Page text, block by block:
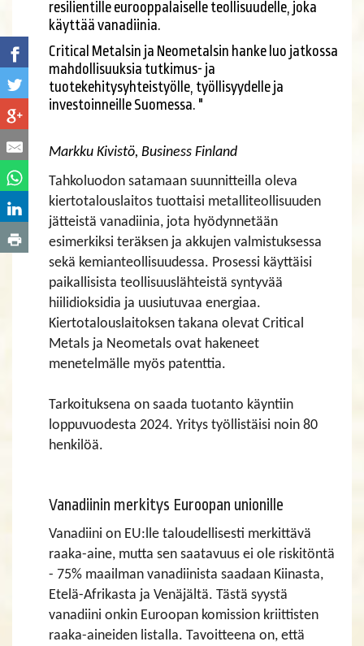
resilientille eurooppalaiselle teollisuudelle, joka
käyttää vanadiinia.
Critical Metalsin ja Neometalsin hanke luo jatkossa
mahdollisuuksia tutkimus- ja
tuotekehitysyhteistyölle, työllisyydelle ja
investoinneille Suomessa. "
​​​​​​​Markku Kivistö, Business Finland
Tahkoluodon satamaan suunnitteilla oleva
kiertotalouslaitos tuottaisi metalliteollisuuden
jätteistä vanadiinia, jota hyödynnetään
esimerkiksi teräksen ja akkujen valmistuksessa
sekä kemianteollisuudessa. Prosessi käyttäisi
paikallisista teollisuuslähteistä syntyvää
hiilidioksidia ja uusiutuvaa energiaa.
Kiertotalouslaitoksen takana olevat Critical
Metals ja Neometals ovat hakeneet
menetelmälle myös patenttia.
Tarkoituksena on saada tuotanto käyntiin
loppuvuodesta 2024. Yritys työllistäisi noin 80
henkilöä.
Vanadiinin merkitys Euroopan unionille
Vanadiini on EU:lle taloudellisesti merkittävä
raaka-aine, mutta sen saatavuus ei ole riskitöntä
- 75% maailman vanadiinista saadaan Kiinasta,
Etelä-Afrikasta ja Venäjältä. Tästä syystä
vanadiini onkin Euroopan komission kriittisten
raaka-aineiden listalla. Tavoitteena on, että